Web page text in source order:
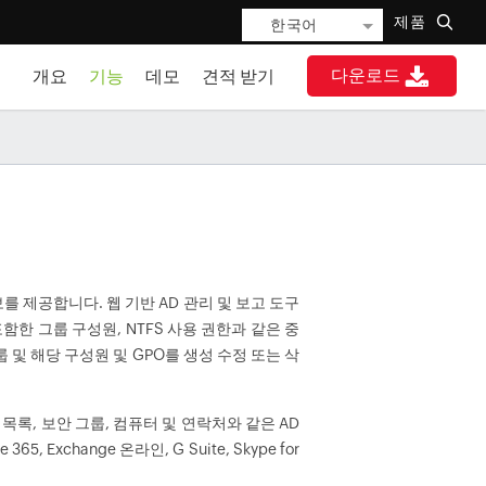
한국어 제품
다운로드
개요 기능 데모 견적 받기
제공합니다. 웹 기반 AD 관리 및 보고 도구
한 그룹 구성원, NTFS 사용 권한과 같은 중
및 해당 구성원 및 GPO를 생성 수정 또는 삭
록, 보안 그룹, 컴퓨터 및 연락처와 같은 AD
365, Exchange 온라인, G Suite, Skype for